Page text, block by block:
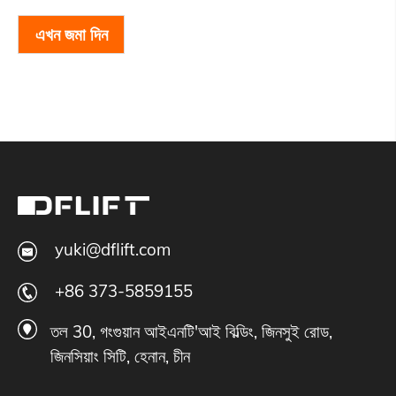
এখন জমা দিন
yuki@dflift.com
+86 373-5859155
তল 30, গংগুয়ান আইএনটি'আই বিল্ডিং, জিনসুই রোড,
জিনসিয়াং সিটি, হেনান, চীন